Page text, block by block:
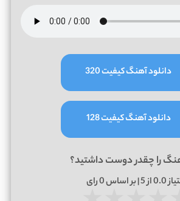
دانلود آهنگ کیفیت 320
دانلود آهنگ کیفیت 128
را چقدر دوست داشتید؟
0.0از 5 | بر اساس 0رای